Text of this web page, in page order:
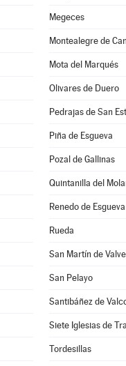
Megeces
Montealegre de
Mota del Marqués
Olivares de Duero
Pedrajas de San
Piña de Esgueva
Pozal de Gallinas
Quintanilla del
Renedo de Esgueva
Rueda
San Martín de
San Pelayo
Santibáñez de
Siete Iglesias de
Tordesillas